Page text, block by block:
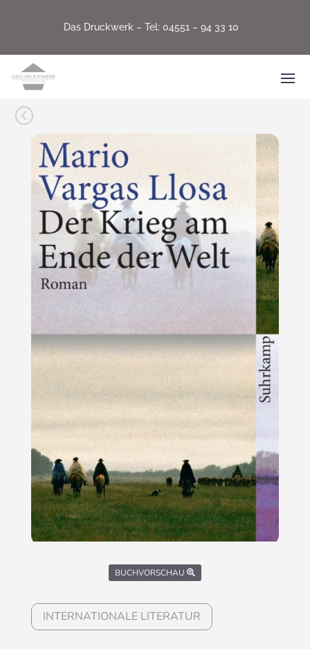
Das Druckwerk –Tel: 04551 – 94 33 10
<
BUCHVORSCHAU
INTERNATIONALE LITERATUR